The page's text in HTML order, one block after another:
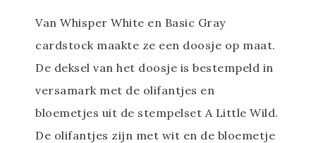
Van Whisper White en Basic Gray
cardstock maakte ze een doosje op maat.
De deksel van het doosje is bestempeld in
versamark met de olifantjes en
bloemetjes uit de stempelset A Little Wild.
De olifantjes zijn met wit en de bloemetje